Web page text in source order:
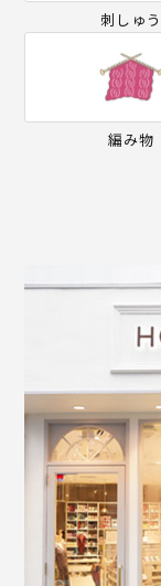
刺しゅう
編み物